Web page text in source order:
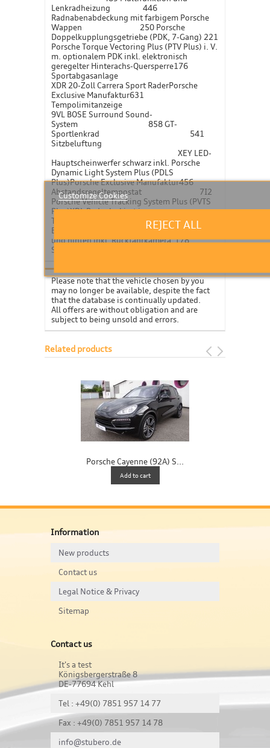
Lenkradheizung 446
Radnabenabdeckung mit farbigem Porsche
Wappen 250 Porsche
Doppelkupplungsgetriebe (PDK, 7-Gang) 221
Porsche Torque Vectoring Plus (PTV Plus) i. V.
m. optionalem PDK inkl. elektronisch
geregelter Hinterachs-Quersperre176
Sportabgasanlage
XDR 20-Zoll Carrera Sport RaderPorsche
Exclusive Manufaktur631
Tempolimitanzeige
9VL BOSE Surround Sound-
System 858 GT-
Sportlenkrad 541
Sitzbeluftung
XEY LED-
Hauptscheinwerfer schwarz inkl. Porsche
Dynamic Light System Plus (PDLS
Plus)Porsche Exclusive Manufaktur456
Abstandsregeltempostat 7I2
Porsche Vehicle Tracking System Plus (PVTS
Plus)XDL Rader lackiert in
Tiefschwarzmetallic Porsche
Exclusive Manufaktur638 ParkAssistent vorn
und hinten inkl. Ruckfahrkamera 178
Sportabgasanlage in Schwarz (hochglanz)
Please note that the vehicle chosen by you
may no longer be available, despite the fact
that the database is continually updated.
All offers are without obligation and are
subject to being unsold and errors.
Related products
Porsche Cayenne (92A) S...
Add to cart
Information
New products
Contact us
Legal Notice & Privacy
Sitemap
Contact us
It's a test
Königsbergerstraße 8
DE-77694 Kehl
Tel : +49(0) 7851 957 14 77
Fax : +49(0) 7851 957 14 78
info@stubero.de
Customize Cookies
REJECT ALL